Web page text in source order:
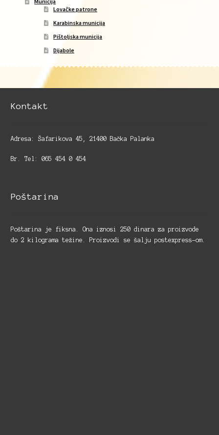
Lovačke patrone
Karabinska municija
Pištoljska municija
Dijabole
Kontakt
Adresa: Šafarikova 45, 21400 Bačka Palanka
Br. Tel: 065 454 0 454
Poštarina
Poštarina je fiksna. Ona iznosi 250 dinara za proizvode
do 2 kilograma težine. Proizvodi se šalju postexpress-om.